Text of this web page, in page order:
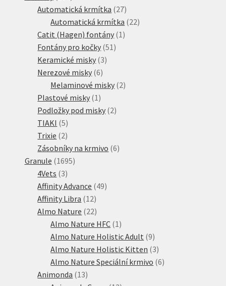
produktů
Automatická krmítka 2727
produktů
Automatická krmítka 2222
Catit (Hagen) fontány 1 1
Fontány pro kočky 51 51
Keramické misky 33
Nerezové misky 66
produktů
Melaminové misky 22
Plastové misky 1 1
produkt
Podložky pod misky 22
TIAKI 55
produktů
Trixie 22
produkty
Zásobníky na krmivo 66
Granule 16951695
4Vets 33
produkty
Affinity Advance 4949
Affinity Libra 1212
produktů
Almo Nature 2222
produktů
Almo Nature HFC 1 1
produkt
Almo Nature Holistic Adult 99
produktů
Almo Nature Holistic Kitten 33
produkty
Almo Nature Speciální krmivo 66
Animonda 1313